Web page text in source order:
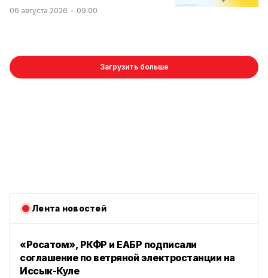
06 августа 2026 09:00
Загрузить больше
Лента новостей
«Росатом», РКФР и ЕАБР подписали
соглашение по ветряной электростанции на
Иссык-Куле